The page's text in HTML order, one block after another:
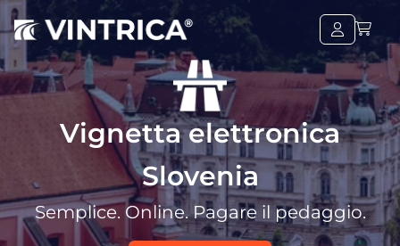
Vignetta elettronica
Slovenia
Semplice. Online. Pagare il pedaggio.